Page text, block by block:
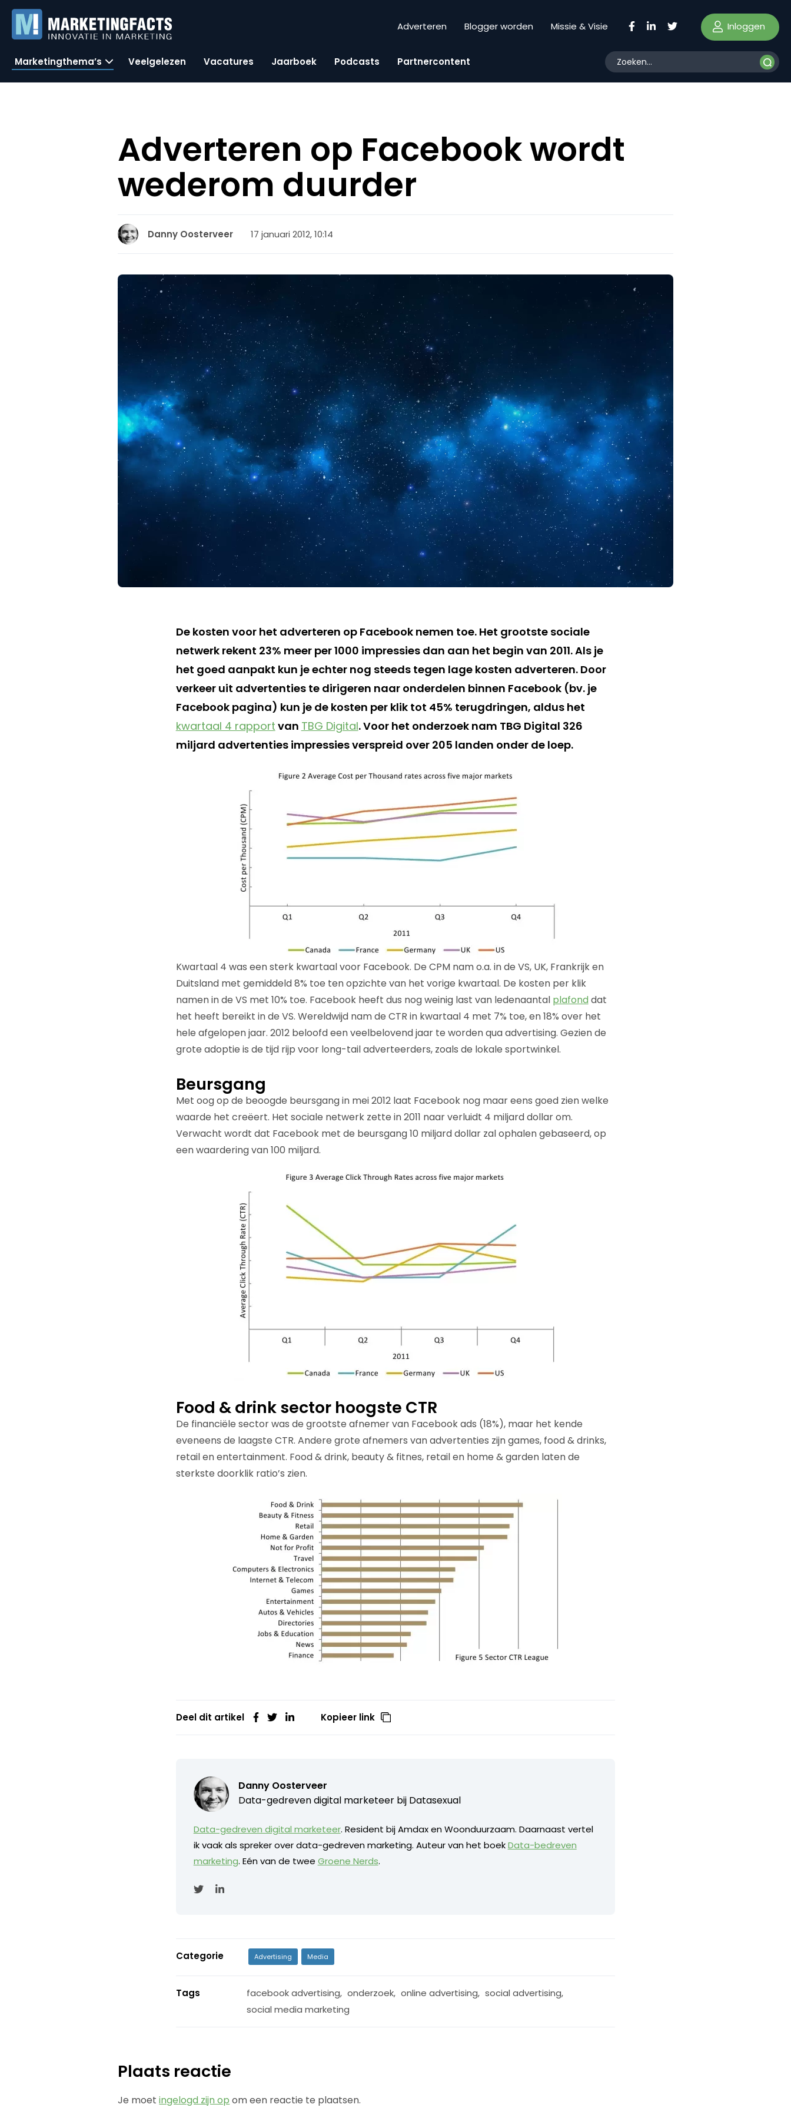
Adverteren Blogger worden Missie & Visie Inloggen
Marketingthema’s Veelgelezen Vacatures Jaarboek Podcasts Partnercontent
Adverteren op Facebook wordt
wederom duurder
Danny Oosterveer 17 januari 2012, 10:14
De kosten voor het adverteren op Facebook nemen toe. Het grootste sociale
netwerk rekent 23% meer per 1000 impressies dan aan het begin van 2011. Als je
het goed aanpakt kun je echter nog steeds tegen lage kosten adverteren. Door
verkeer uit advertenties te dirigeren naar onderdelen binnen Facebook (bv. je
Facebook pagina) kun je de kosten per klik tot 45% terugdringen, aldus het
kwartaal 4 rapport van TBG Digital. Voor het onderzoek nam TBG Digital 326
miljard advertenties impressies verspreid over 205 landen onder de loep.
Kwartaal 4 was een sterk kwartaal voor Facebook. De CPM nam o.a. in de VS, UK, Frankrijk en
Duitsland met gemiddeld 8% toe ten opzichte van het vorige kwartaal. De kosten per klik
namen in de VS met 10% toe. Facebook heeft dus nog weinig last van ledenaantal plafond dat
het heeft bereikt in de VS. Wereldwijd nam de CTR in kwartaal 4 met 7% toe, en 18% over het
hele afgelopen jaar. 2012 beloofd een veelbelovend jaar te worden qua advertising. Gezien de
grote adoptie is de tijd rijp voor long-tail adverteerders, zoals de lokale sportwinkel.
Beursgang
Met oog op de beoogde beursgang in mei 2012 laat Facebook nog maar eens goed zien welke
waarde het creëert. Het sociale netwerk zette in 2011 naar verluidt 4 miljard dollar om.
Verwacht wordt dat Facebook met de beursgang 10 miljard dollar zal ophalen gebaseerd, op
een waardering van 100 miljard.
Food & drink sector hoogste CTR
De financiële sector was de grootste afnemer van Facebook ads (18%), maar het kende
eveneens de laagste CTR. Andere grote afnemers van advertenties zijn games, food & drinks,
retail en entertainment. Food & drink, beauty & fitnes, retail en home & garden laten de
sterkste doorklik ratio’s zien.
Deel dit artikel Kopieer link
Danny Oosterveer
Data-gedreven digital marketeer bij Datasexual
Data-gedreven digital marketeer. Resident bij Amdax en Woonduurzaam. Daarnaast vertel
ik vaak als spreker over data-gedreven marketing. Auteur van het boekData-bedreven
marketing. Eén van de twee Groene Nerds.
Categorie Advertising Media
Tags facebook advertising, onderzoek, online advertising, social advertising,
social media marketing
Plaats reactie
Je moetingelogd zijn op om een reactie te plaatsen.